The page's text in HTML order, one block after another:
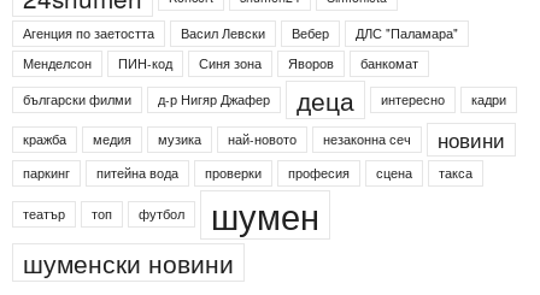
Агенция по заетостта
Васил Левски Вебер
ДЛС "Паламара"
Менделсон
ПИН-код Синя зона Яворов
банкомат
български филми
д-р Нигяр Джафер деца интересно кадри
кражба медия музика най-новото незаконна сеч новини
паркинг питейна вода проверки професия сцена такса
театър топ футбол шумен
шуменски новини